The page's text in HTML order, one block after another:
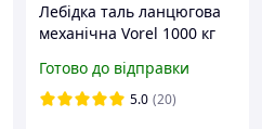
Лебідка таль ланцюгова
механічна Vorel 1000 кг
Готово до відправки
5.0 (20)